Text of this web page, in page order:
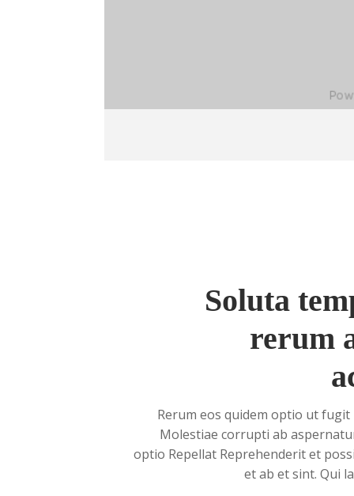
Soluta
rerum
Rerum eos quidem optio ut
Molestiae corrupti ab
optio Repellat Reprehenderit et
et ab et sint. Qui